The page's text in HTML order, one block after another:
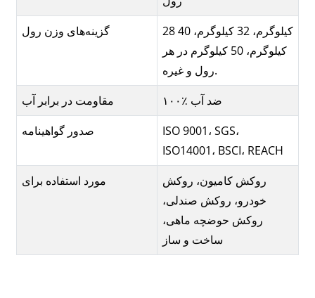
گزینه‌های وزن رول
28 کیلوگرم، 32 کیلوگرم، 40
کیلوگرم، 50 کیلوگرم در هر
رول و غیره.
مقاومت در برابر آب
۱۰۰٪ ضد آب
صدور گواهینامه
ISO 9001، SGS،
ISO14001، BSCI، REACH
مورد استفاده برای
روکش کامیون، روکش
خودرو، روکش صندلی،
روکش حوضچه ماهی،
ساخت و ساز